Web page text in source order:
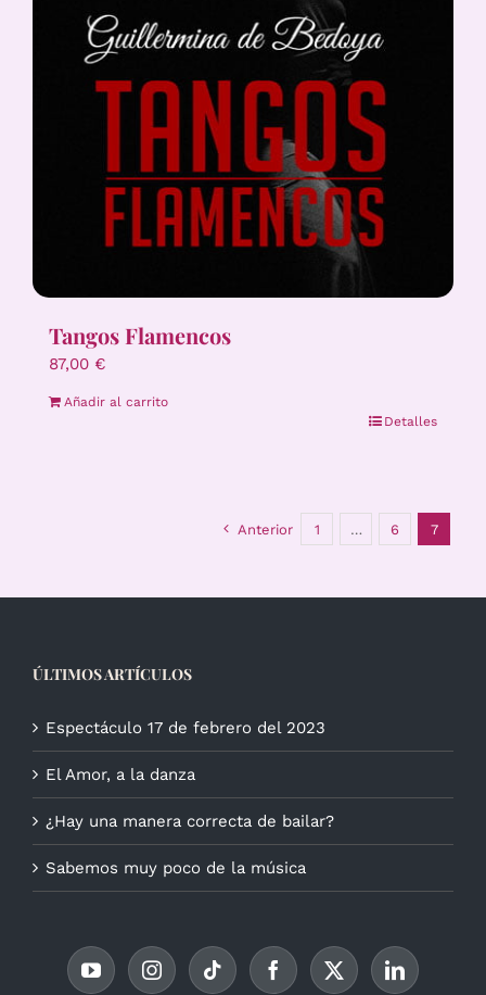
Tangos Flamencos
87,00 €
Añadir al carrito
Detalles
Anterior 1 … 6 7
ÚLTIMOS ARTÍCULOS
Espectáculo 17 de febrero del 2023
El Amor, a la danza
¿Hay una manera correcta de bailar?
Sabemos muy poco de la música